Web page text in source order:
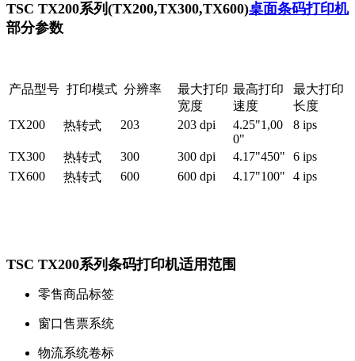
TSC TX200系列(TX200,TX300,TX600)桌面条码打印机
部分参数
产品型号 打印模式 分辨率
最大打印
宽度
最高打印
速度
最大打印
长度
TX200
热转式 203 203 dpi
4.25"1,00
0"
8 ips
TX300 热转式 300 300 dpi 4.17"450"
6 ips
TX600
热转式 600 600 dpi 4.17"100" 4 ips
TSC TX200系列条码打印机适用范围
零售商品标签
窗口售票系统
物流系统卷标